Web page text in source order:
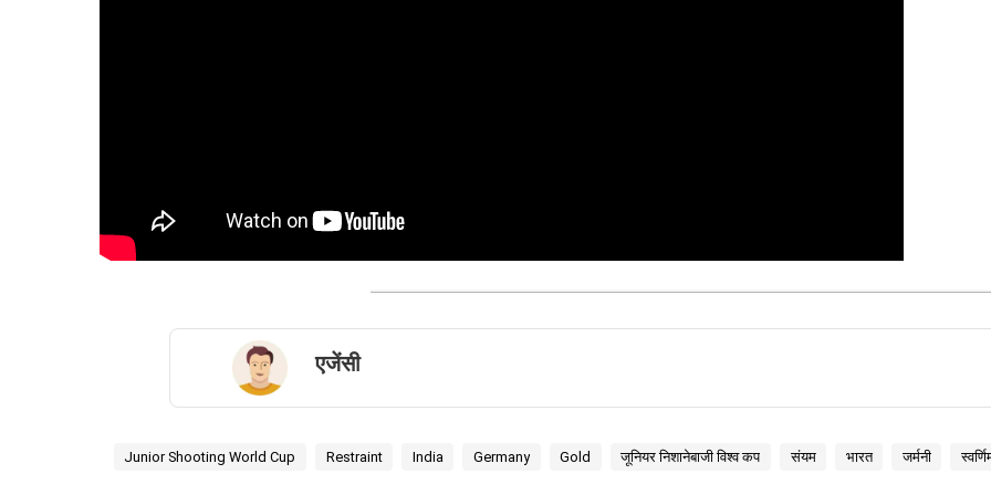
एजेंसी
Junior Shooting World Cup Restraint India Germany Gold जूनियर निशानेबाजी विश्व कप संयम भारत जर्मनी